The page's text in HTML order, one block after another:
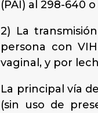
(PAI) al 298-640
2) La
persona con
vaginal, y por
La principal vía
(sin uso de